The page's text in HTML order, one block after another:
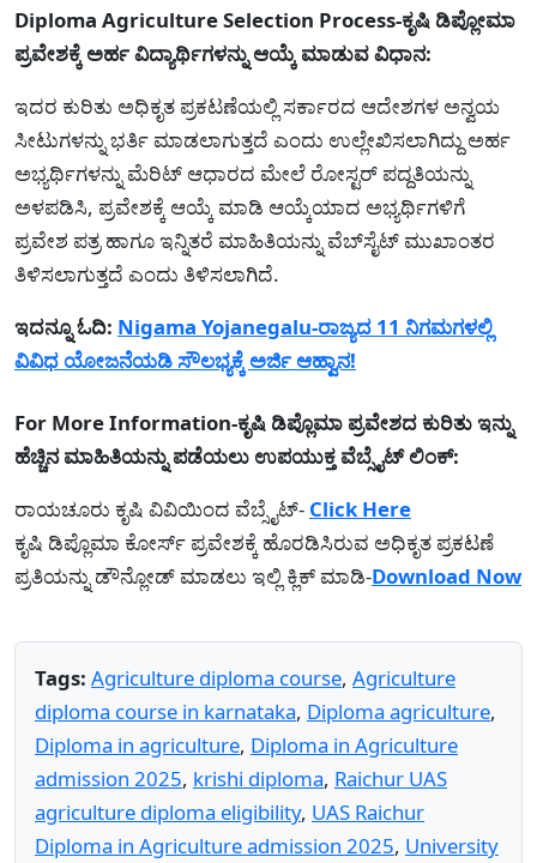
Diploma Agriculture Selection Process-ಕೃಷಿ ಡಿಪ್ಲೋಮಾ
ಪ್ರವೇಶಕ್ಕೆ ಅರ್ಹ ವಿದ್ಯಾರ್ಥಿಗಳನ್ನು ಆಯ್ಕೆ ಮಾಡುವ ವಿಧಾನ:
ಇದರ ಕುರಿತು ಅಧಿಕೃತ ಪ್ರಕಟಣೆಯಲ್ಲಿ ಸರ್ಕಾರದ ಆದೇಶಗಳ ಅನ್ವಯ
ಸೀಟುಗಳನ್ನು ಭರ್ತಿ ಮಾಡಲಾಗುತ್ತದೆ ಎಂದು ಉಲ್ಲೇಖಿಸಲಾಗಿದ್ದು ಅರ್ಹ
ಅಭ್ಯರ್ಥಿಗಳನ್ನು ಮೆರಿಟ್ ಆಧಾರದ ಮೇಲೆ ರೋಸ್ಟರ್ ಪದ್ದತಿಯನ್ನು
ಅಳಪಡಿಸಿ, ಪ್ರವೇಶಕ್ಕೆ ಆಯ್ಕೆ ಮಾಡಿ ಆಯ್ಕೆಯಾದ ಅಭ್ಯರ್ಥಿಗಳಿಗೆ
ಪ್ರವೇಶ ಪತ್ರ ಹಾಗೂ ಇನ್ನಿತರೆ ಮಾಹಿತಿಯನ್ನು ವೆಬ್‌ಸೈಟ್ ಮುಖಾಂತರ
ತಿಳಿಸಲಾಗುತ್ತದೆ ಎಂದು ತಿಳಿಸಲಾಗಿದೆ.
ಇದನ್ನೂ ಓದಿ: Nigama Yojanegalu-ರಾಜ್ಯದ 11 ನಿಗಮಗಳಲ್ಲಿ
ವಿವಿಧ ಯೋಜನೆಯಡಿ ಸೌಲಭ್ಯಕ್ಕೆ ಅರ್ಜಿ ಆಹ್ವಾನ!
For More Information-ಕೃಷಿ ಡಿಪ್ಲೊಮಾ ಪ್ರವೇಶದ ಕುರಿತು ಇನ್ನು
ಹೆಚ್ಚಿನ ಮಾಹಿತಿಯನ್ನು ಪಡೆಯಲು ಉಪಯುಕ್ತ ವೆಬ್ಸೈಟ್ ಲಿಂಕ್:
ರಾಯಚೂರು ಕೃಷಿ ವಿವಿಯಿಂದ ವೆಬ್ಸೈಟ್- Click Here
ಕೃಷಿ ಡಿಪ್ಲೊಮಾ ಕೋರ್ಸ್‌ ಪ್ರವೇಶಕ್ಕೆ ಹೊರಡಿಸಿರುವ ಅಧಿಕೃತ ಪ್ರಕಟಣೆ
ಪ್ರತಿಯನ್ನು ಡೌನ್ಲೋಡ್ ಮಾಡಲು ಇಲ್ಲಿ ಕ್ಲಿಕ್ ಮಾಡಿ-Download Now
Tags: Agriculture diploma course, Agriculture
diploma course in karnataka, Diploma agriculture,
Diploma in agriculture, Diploma in Agriculture
admission 2025, krishi diploma, Raichur UAS
agriculture diploma eligibility, UAS Raichur
Diploma in Agriculture admission 2025, University